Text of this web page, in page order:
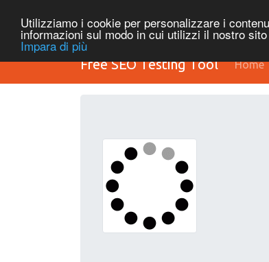
Utilizziamo i cookie per personalizzare i
informazioni sul modo in cui utilizzi il nostro
Impara di più
Free SEO Testing Tool Home